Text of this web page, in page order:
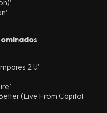
2 U’
(Live From Capitol